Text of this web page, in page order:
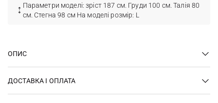
Параметри моделі: зріст 187 см. Груди 100 см. Талія 80
см. Стегна 98 см На моделі розмір: L
ОПИС
ДОСТАВКА І ОПЛАТА